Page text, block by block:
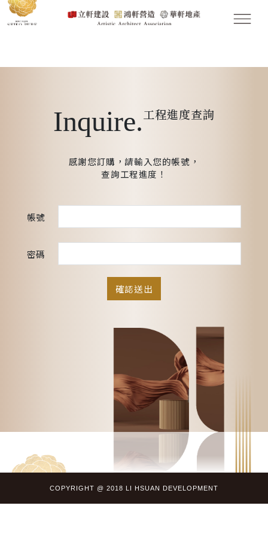
Inquire.工程進度查詢
感謝您訂購，請輸入您的帳號，
查詢工程進度！
帳號
密碼
COPYRIGHT @ 2018 LI HSUAN DEVELOPMENT